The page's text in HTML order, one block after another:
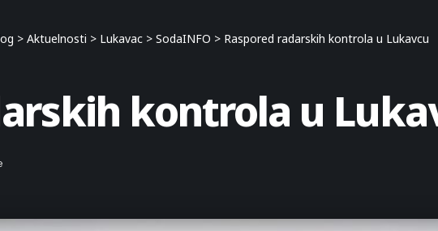
> Aktuelnosti > Lukavac > SodaINFO > Raspored radarskih kontrola u Lukavcu
kontrola u